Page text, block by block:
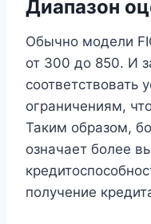
Диапазон
Обычно модели
от 300 до 850. И
соответствовать
ограничениям,
Таким образом,
означает более
получение